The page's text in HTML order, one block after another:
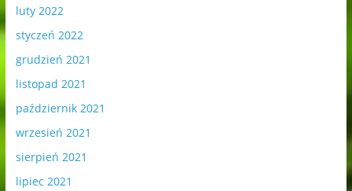
luty 2022
styczeń 2022
grudzień 2021
listopad 2021
październik 2021
wrzesień 2021
sierpień 2021
lipiec 2021